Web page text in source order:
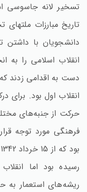
تسخیر لانه جاسوسی
تاریخ مبارزات
دانشجویان با
انقلاب اسلامی را به
دست به اقدامی زدند که
انقلاب اول بود. برای
حرکت از جنبه‌های
فرهنگی مورد توجه
رسیده بود اما
ریشه‌های استعمار به